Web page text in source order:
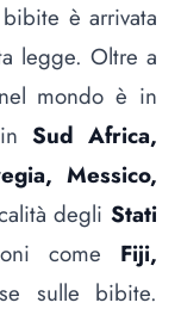
è arrivata
legge. Oltre a
mondo è in
inSud Africa,
Messico,
degliStati
come Fiji,
sulle bibite.